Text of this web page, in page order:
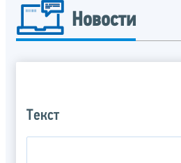
Новости
Текст